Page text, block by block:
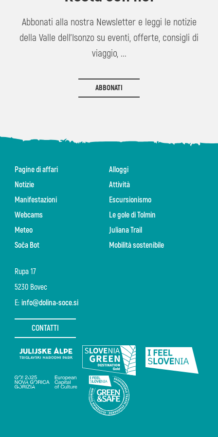
Abbonati alla nostra Newsletter e leggi le notizie
della Valle dell'Isonzo su eventi, offerte, consigli di
viaggio, ...
ABBONATI
Rupa 17
5230 Bovec
E: info@dolina-soce.si
CONTATTI
Pagine di affari
Notizie
Manifestazioni
Webcams
Meteo
Soča Bot
Alloggi
Attività
Escursionismo
Le gole di Tolmin
Juliana Trail
Mobilità sostenibile